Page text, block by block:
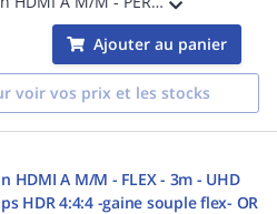
Ajouter au panier
voir vos prix et les stocks
HDMI A M/M - FLEX - 3m - UHD
HDR 4:4:4 -gaine souple flex- OR